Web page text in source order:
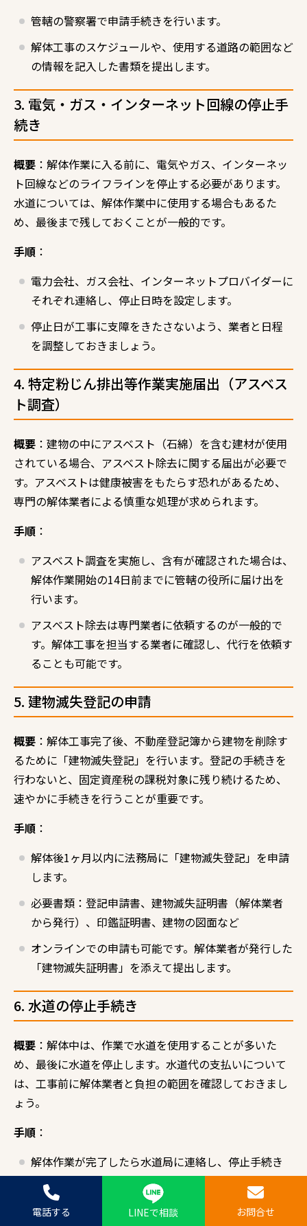
管轄の警察署で申請手続きを行います。
解体工事のスケジュールや、使用する道路の範囲など
の情報を記入した書類を提出します。
3. 電気・ガス・インターネット回線の停止手
続き
概要 ：解体作業に入る前に、電気やガス、インターネッ
ト回線などのライフラインを停止する必要があります。
水道については、解体作業中に使用する場合もあるた
め、最後まで残しておくことが一般的です。
手順 ：
電力会社、ガス会社、インターネットプロバイダーに
それぞれ連絡し、停止日時を設定します。
停止日が工事に支障をきたさないよう、業者と日程
を調整しておきましょう。
4. 特定粉じん排出等作業実施届出（アスベス
ト調査）
概要 ：建物の中にアスベスト（石綿）を含む建材が使用
されている場合、アスベスト除去に関する届出が必要で
す。アスベストは健康被害をもたらす恐れがあるため、
専門の解体業者による慎重な処理が求められます。
手順 ：
アスベスト調査を実施し、含有が確認された場合は、
解体作業開始の14日前までに管轄の役所に届け出を
行います。
アスベスト除去は専門業者に依頼するのが一般的で
す。解体工事を担当する業者に確認し、代行を依頼す
ることも可能です。
5. 建物滅失登記の申請
概要 ：解体工事完了後、不動産登記簿から建物を削除す
るために「建物滅失登記」を行います。登記の手続きを
行わないと、固定資産税の課税対象に残り続けるため、
速やかに手続きを行うことが重要です。
手順 ：
解体後1ヶ月以内に法務局に「建物滅失登記」を申請
します。
必要書類：登記申請書、建物滅失証明書（解体業者
から発行）、印鑑証明書、建物の図面など
オンラインでの申請も可能です。解体業者が発行した
「建物滅失証明書」を添えて提出します。
6. 水道の停止手続き
概要 ：解体中は、作業で水道を使用することが多いた
め、最後に水道を停止します。水道代の支払いについて
は、工事前に解体業者と負担の範囲を確認しておきまし
ょう。
手順 ：
解体作業が完了したら水道局に連絡し、停止手続き
を行います。
水道代の請求先を誰にするか（解体業者負担か依頼
電話する LINEで相談 お問合せ